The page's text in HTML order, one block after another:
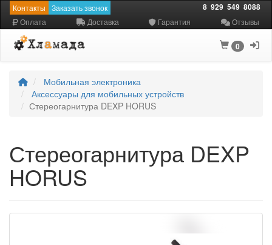
Контакты Заказать звонок 8 929 549 8088
Оплата Доставка Гарантия Отзывы
0
Мобильная электроника
Аксессуары для мобильных устройств
Стереогарнитура DEXP HORUS
Стереогарнитура DEXP
HORUS